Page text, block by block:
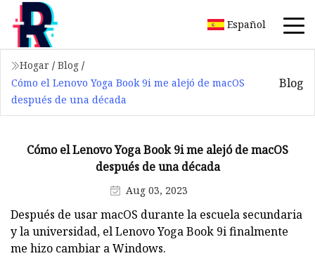
Español
Hogar / Blog /
Cómo el Lenovo Yoga Book 9i me alejó de macOS
después de una década
Blog
Cómo el Lenovo Yoga Book 9i me alejó de macOS
después de una década
Aug 03, 2023
Después de usar macOS durante la escuela secundaria
y la universidad, el Lenovo Yoga Book 9i finalmente
me hizo cambiar a Windows.